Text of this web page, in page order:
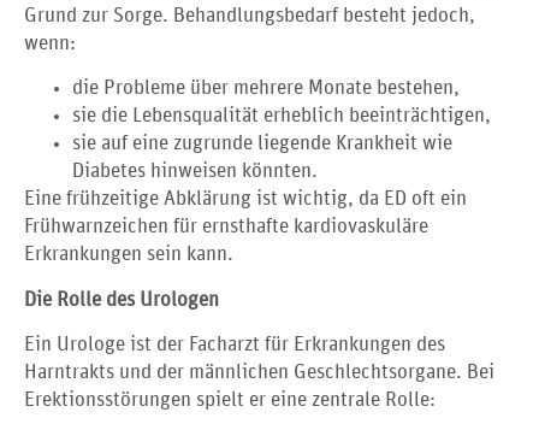
Grund zur Sorge. Behandlungsbedarf besteht jedoch,
wenn:
die Probleme über mehrere Monate bestehen,
sie die Lebensqualität erheblich beeinträchtigen,
sie auf eine zugrunde liegende Krankheit wie
Diabetes hinweisen könnten.
Eine frühzeitige Abklärung ist wichtig, da ED oft ein
Frühwarnzeichen für ernsthafte kardiovaskuläre
Erkrankungen sein kann.
Die Rolle des Urologen
Ein Urologe ist der Facharzt für Erkrankungen des
Harntrakts und der männlichen Geschlechtsorgane. Bei
Erektionsstörungen spielt er eine zentrale Rolle: